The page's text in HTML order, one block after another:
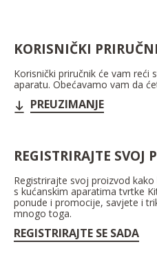
KORISNIČKI
Korisnički priručnik će vam
aparatu. Obećavamo vam da
PREUZIMANJE
REGISTRIRAJTE SVOJ
Registrirajte svoj proizvod
s kućanskim aparatima tvrtke
ponude i promocije, savjete i
mnogo toga.
REGISTRIRAJTE SE SADA